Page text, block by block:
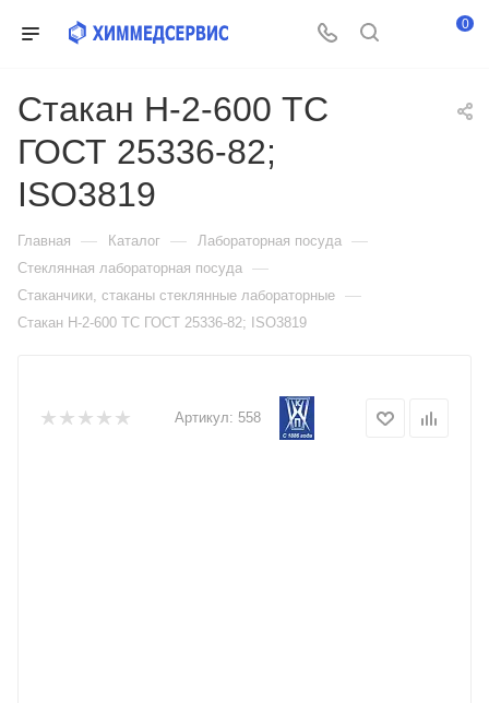
0
Стакан Н-2-600 ТС
ГОСТ 25336-82;
ISO3819
Главная — Каталог — Лабораторная посуда —
Стеклянная лабораторная посуда —
Стаканчики, стаканы стеклянные лабораторные —
Стакан Н-2-600 ТС ГОСТ 25336-82; ISO3819
Артикул: 558